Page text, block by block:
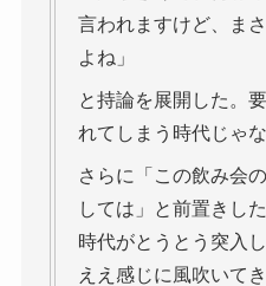
言われますけど、ま
よね」
と持論を展開した。
れてしまう時代じゃ
さらに「この飲み会
しては」と前置きし
時代がとうとう突入
ええ感じに風吹いて